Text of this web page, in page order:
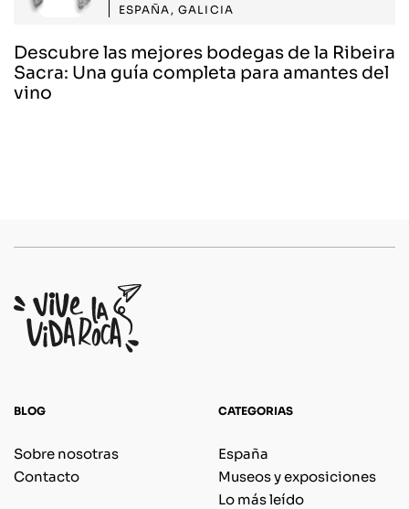
ESPAÑA , GALICIA
Descubre las mejores bodegas de la Ribeira
Sacra: Una guía completa para amantes del
vino
BLOG
Sobre nosotras
Contacto
CATEGORIAS
España
Museos y exposiciones
Lo más leído